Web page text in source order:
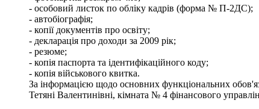
- особовий листок по обліку кадрів (форма № П-2ДС);
- автобіографія;
- копії документів про освіту;
- декларація про доходи за 2009 рік;
- резюме;
- копія паспорта та ідентифікаційного коду;
- копія військового квитка.
За інформацією щодо основних функціональних
Тетяні Валентинівні, кімната № 4 фінансового